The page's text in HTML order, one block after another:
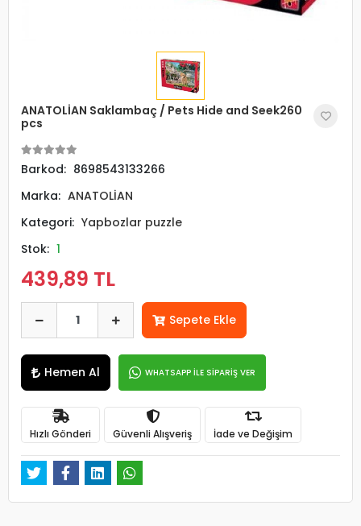
ANATOLİAN Saklambaç / Pets Hide and Seek260
pcs
Barkod: 8698543133266
Marka: ANATOLİAN
Kategori: Yapbozlar puzzle
Stok: 1
439,89 TL
Sepete Ekle
Hemen Al WHATSAPP İLE SİPARİŞ VER
Hızlı Gönderi Güvenli Alışveriş İade ve Değişim